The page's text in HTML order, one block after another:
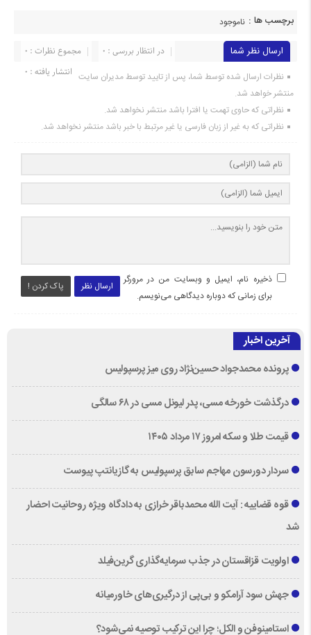
برچسب ها : ناموجود
ارسال نظر شما مجموع نظرات : 0
در انتظار بررسی : 0
انتشار یافته : 0 نظرات ارسال شده توسط شما، پس از تایید توسط مدیران سایت
منتشر خواهد شد.
نظراتی که حاوی تهمت یا افترا باشد منتشر نخواهد شد.
نظراتی که به غیر از زبان فارسی یا غیر مرتبط با خبر باشد منتشر نخواهد شد.
ارسال نظر پاک کردن !
ذخیره نام، ایمیل و وبسایت من در مرورگر
برای زمانی که دوباره دیدگاهی می‌نویسم.
آخرین اخبار
پرونده محمدجواد حسین‌نژاد روی میز پرسپولیس
درگذشت خورخه مسی، پدر لیونل مسی در ۶۸ سالگی
قیمت طلا و سکه امروز ۱۷ مرداد ۱۴۰۵
سردار دورسون مهاجم سابق پرسپولیس به گازیانتپ پیوست
قوه قضاییه : آیت الله محمدباقر خرازی به دادگاه ویژه روحانیت احضار
شد
اولویت قزاقستان در جذب سرمایه‌گذاری گرین‌فیلد
جهش سود آرامکو و بی‌پی از درگیری‌های خاورمیانه
استامینوفن و الکل؛ چرا این ترکیب توصیه نمی‌شود؟